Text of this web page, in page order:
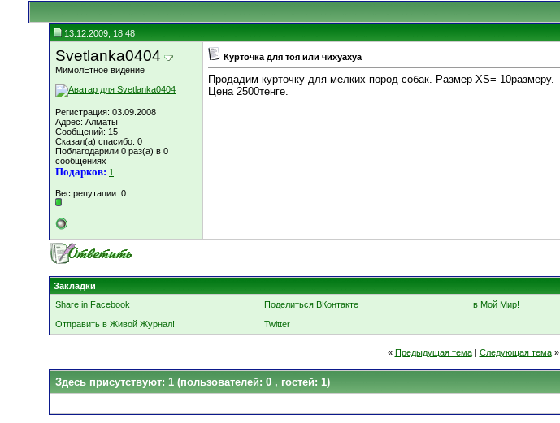
13.12.2009, 18:48
Svetlanka0404
МимолЕтное видение
Регистрация: 03.09.2008
Адрес: Алматы
Сообщений: 15
Сказал(а) спасибо: 0
Поблагодарили 0 раз(а) в 0
сообщениях
Подарков: 1
Вес репутации: 0
Курточка для тоя или чихуахуа
Продадим курточку для мелких пород собак. Размер XS= 10размеру.
Цена 2500тенге.
Закладки
Share in Facebook
Поделиться ВКонтакте в Мой Мир!
Отправить в Живой Журнал!
Twitter
« Предыдущая тема| Следующая тема »
Здесь присутствуют: 1 (пользователей: 0 , гостей: 1)